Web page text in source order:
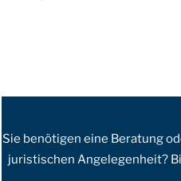
Sie benötigen eine Beratung
juristischen Angelegenheit?